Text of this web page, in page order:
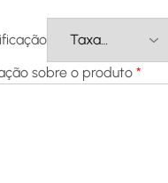
sobre o produto *